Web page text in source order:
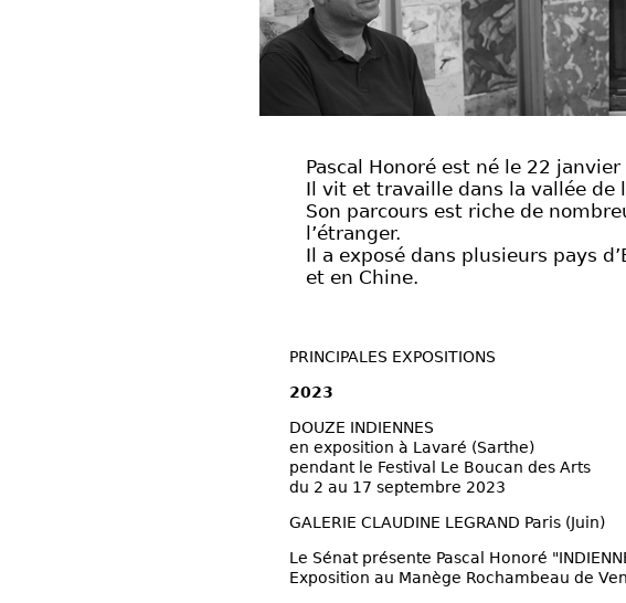
Pascal Honoré est né le 22
Il vit et travaille dans la vallée de
Son parcours est riche de
l’étranger.
Il a exposé dans plusieurs pays
et en Chine.
PRINCIPALES EXPOSITIONS
2023
DOUZE INDIENNES
en exposition à Lavaré (Sarthe)
pendant le Festival Le Boucan des Arts
du 2 au 17 septembre 2023
GALERIE CLAUDINE LEGRAND Paris (Juin)
Le Sénat présente Pascal Honoré
Exposition au Manège Rochambeau de